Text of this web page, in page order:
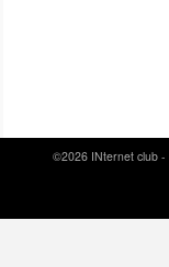
©2026 INternet club